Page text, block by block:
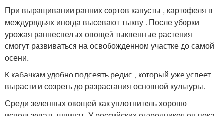
При выращивании ранних сортов капусты , картофеля в
междурядьях иногда высевают тыкву . После уборки
урожая раннеспелых овощей тыквенные растения
смогут развиваться на освобожденном участке до самой
осени.
К кабачкам удобно подсеять редис , который уже успеет
вырасти и созреть до разрастания основной культуры.
Среди зеленных овощей как уплотнитель хорошо